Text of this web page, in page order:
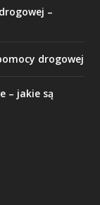
–
drogowej
– jakie są